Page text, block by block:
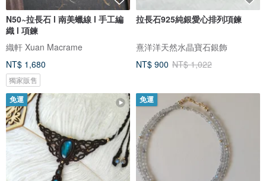
N50~拉長石 l 南美蠟線 l 手工編
織 l 項鍊
織軒 Xuan Macrame
NT$ 1,680
獨家販售
拉長石925純銀愛心排列項鍊
熹洋洋天然水晶寶石銀飾
NT$ 900 NT$ 1,022
免運 免運